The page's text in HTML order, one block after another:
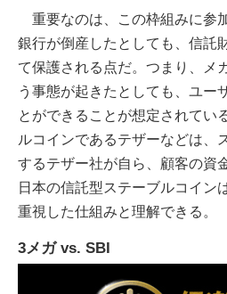
重要なのは、この枠組みに参
銀行が倒産したとしても、信託
て保護される点だ。つまり、メ
う事態が起きたとしても、ユー
とができることが想定されてい
ルコインであるテザーなどは、
するテザー社が自ら、顧客の資
日本の信託型ステーブルコイン
重視した仕組みと理解できる。
3メガ vs. SBI